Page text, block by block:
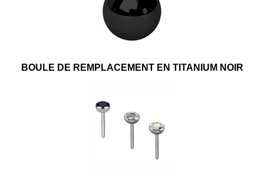
BOULE DE REMPLACEMENT EN TITANIUM NOIR